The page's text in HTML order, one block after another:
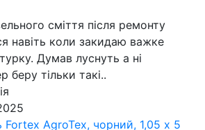
сміття після ремонту
навіть коли закидаю важке
Думав луснуть а ні
беру тільки такі..